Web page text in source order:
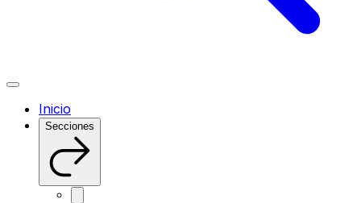
Inicio
Secciones